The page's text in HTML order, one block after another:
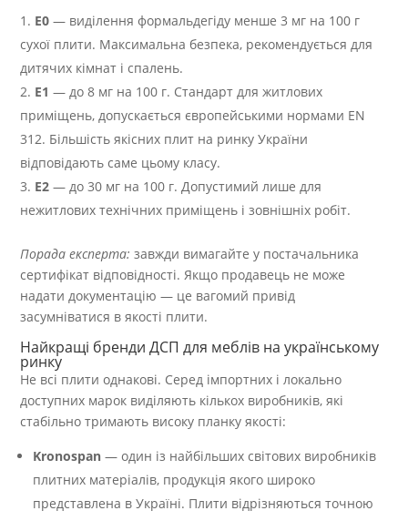
E0 — виділення формальдегіду менше 3 мг на 100 г
сухої плити. Максимальна безпека, рекомендується для
дитячих кімнат і спалень.
E1 — до 8 мг на 100 г. Стандарт для житлових
приміщень, допускається європейськими нормами EN
312. Більшість якісних плит на ринку України
відповідають саме цьому класу.
E2 — до 30 мг на 100 г. Допустимий лише для
нежитлових технічних приміщень і зовнішніх робіт.
Порада експерта: завжди вимагайте у постачальника
сертифікат відповідності. Якщо продавець не може
надати документацію — це вагомий привід
засумніватися в якості плити.
Найкращі бренди ДСП для меблів на українському
ринку
Не всі плити однакові. Серед імпортних і локально
доступних марок виділяють кількох виробників, які
стабільно тримають високу планку якості:
Kronospan — один із найбільших світових виробників
плитних матеріалів, продукція якого широко
представлена в Україні. Плити відрізняються точною